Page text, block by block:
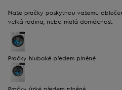
Naše pračky poskytnou vašemu
velká rodina, nebo malá domácnost.
Pračky hluboké předem plněné